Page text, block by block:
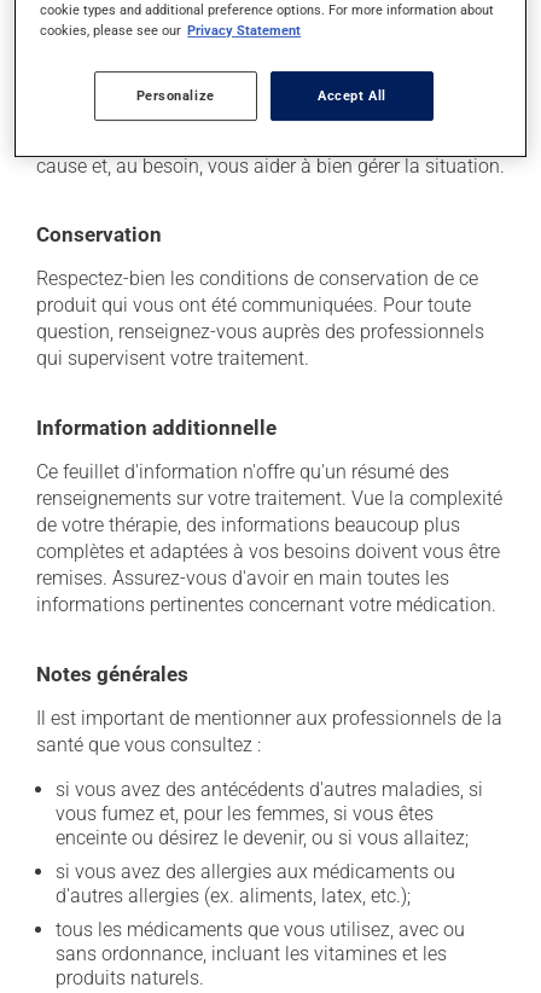
Chaque personne peut réagir différemment à un
traitement. Si vous croyez que ce produit est la cause
d'un problème qui vous incommode, qu'il soit
mentionné ici ou non, discutez-en avec votre médecin
ou votre pharmacien. Ils peuvent vous aider à
cause et, au besoin, vous aider à bien gérer la situation.
Conservation
Respectez-bien les conditions de conservation de ce
produit qui vous ont été communiquées. Pour toute
question, renseignez-vous auprès des professionnels
qui supervisent votre traitement.
Information additionnelle
Ce feuillet d'information n'offre qu'un résumé des
renseignements sur votre traitement. Vue la complexité
de votre thérapie, des informations beaucoup plus
complètes et adaptées à vos besoins doivent vous être
remises. Assurez-vous d'avoir en main toutes les
informations pertinentes concernant votre médication.
Notes générales
Il est important de mentionner aux professionnels de la
santé que vous consultez :
si vous avez des antécédents d'autres maladies, si
vous fumez et, pour les femmes, si vous êtes
enceinte ou désirez le devenir, ou si vous allaitez;
si vous avez des allergies aux médicaments ou
d'autres allergies (ex. aliments, latex, etc.);
tous les médicaments que vous utilisez, avec ou
sans ordonnance, incluant les vitamines et les
produits naturels.
cookie types and additional preference options. For more information about
cookies, please see our Privacy Statement
Personalize Accept All